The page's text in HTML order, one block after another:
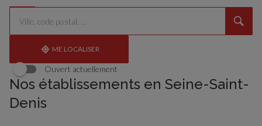
Rechercher
Veuillez
renseigner
adresse
{{count}}
résultat(s)
ME LOCALISER
Ouvert actuellement
Nos établissements en Seine-Saint-
Denis